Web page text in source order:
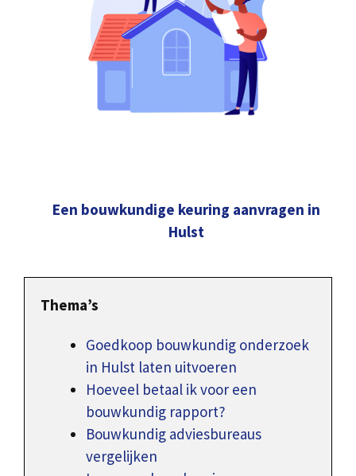
Een bouwkundige keuring aanvragen in
Hulst
Thema’s
Goedkoop bouwkundig onderzoek
in Hulst laten uitvoeren
Hoeveel betaal ik voor een
bouwkundig rapport?
Bouwkundig adviesbureaus
vergelijken